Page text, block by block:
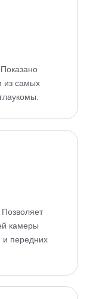
из самых
камеры
и передних